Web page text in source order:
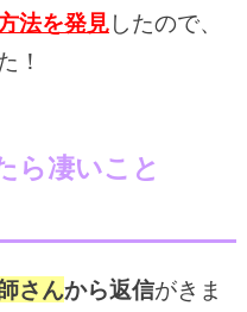
法を発見したので、
！
ら凄いこと
さんから返信がきま